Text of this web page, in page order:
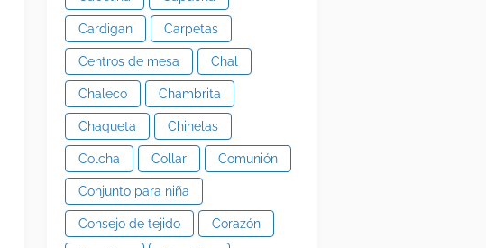
Cardigan Carpetas
Centros de mesa Chal
Chaleco Chambrita
Chaqueta Chinelas
Colcha Collar Comunión
Conjunto para niña
Consejo de tejido Corazón